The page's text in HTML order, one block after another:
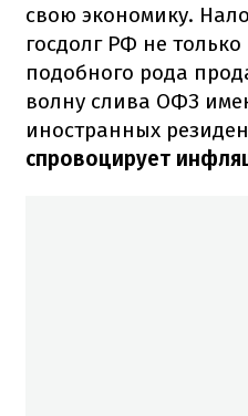
свою экономику.
госдолг РФ не
подобного рода
волну слива ОФЗ
иностранных
спровоцирует